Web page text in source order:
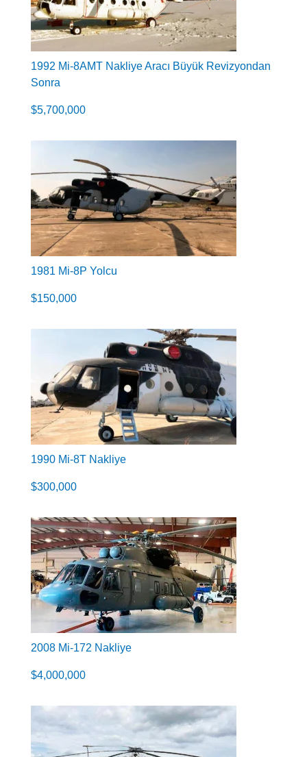
1992 Mi-8AMT Nakliye Aracı Büyük Revizyondan
Sonra
$5,700,000
1981 Mi-8P Yolcu
$150,000
1990 Mi-8T Nakliye
$300,000
2008 Mi-172 Nakliye
$4,000,000